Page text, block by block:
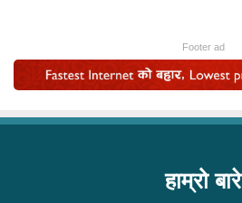
Footer ad
हाम्रो बारे